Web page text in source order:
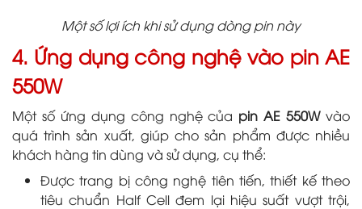
Một số lợi ích khi sử dụng dòng pin này
4. Ứng dụng công nghệ vào pin AE
550W
Một số ứng dụng công nghệ của pin AE 550Wvào
quá trình sản xuất, giúp cho sản phẩm được nhiều
khách hàng tin dùng và sử dụng, cụ thể:
Được trang bị công nghệ tiên tiến, thiết kế theo
tiêu chuẩn Half Cell đem lại hiệu suất vượt trội,